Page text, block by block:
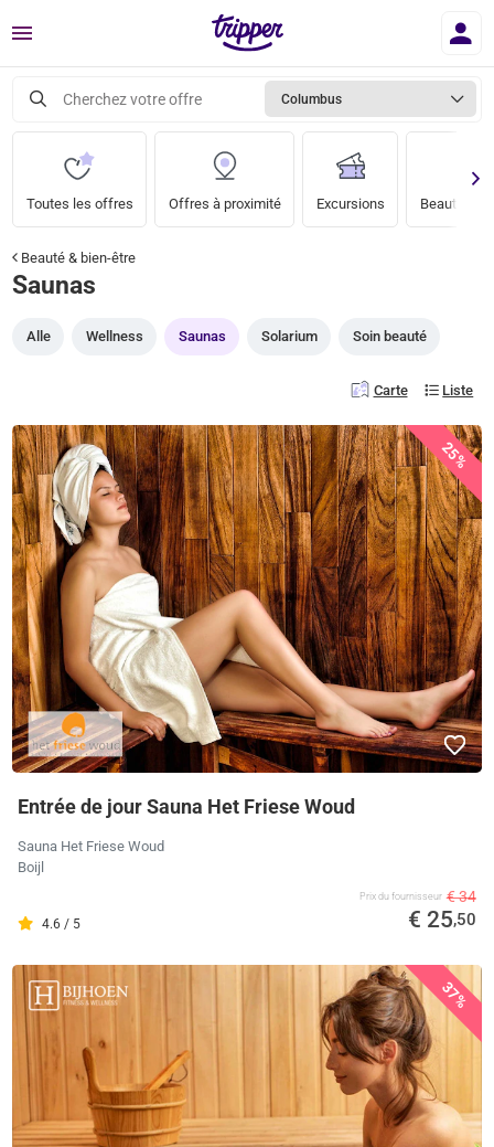
Menu
Cherchez votre offre Columbus
Toutes les offres Offres à proximité Excursions Beauté &
Beauté & bien-être
Saunas
Alle Wellness Saunas Solarium Soin beauté
Carte Liste
25%
Entrée de jour Sauna Het Friese Woud
Sauna Het Friese Woud
Boijl
4.6 / 5
Prix ​​du fournisseur € 34
€ 25,50
37%